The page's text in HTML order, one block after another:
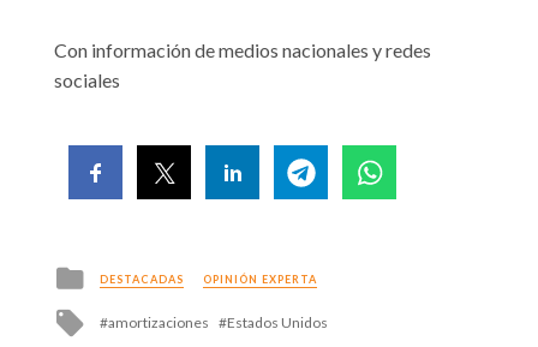
Con información de medios nacionales y redes
sociales
Posted
in
DESTACADAS OPINIÓN EXPERTA
Tagged
amortizaciones
Estados Unidos